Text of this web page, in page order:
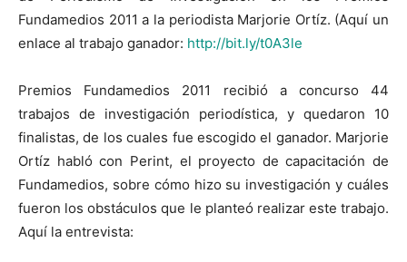
Fundamedios 2011 a la periodista Marjorie Ortíz. (Aquí un
enlace al trabajo ganador: http://bit.ly/t0A3le
Premios Fundamedios 2011 recibió a concurso 44
trabajos de investigación periodística, y quedaron 10
finalistas, de los cuales fue escogido el ganador. Marjorie
Ortíz habló con Perint, el proyecto de capacitación de
Fundamedios, sobre cómo hizo su investigación y cuáles
fueron los obstáculos que le planteó realizar este trabajo.
Aquí la entrevista: